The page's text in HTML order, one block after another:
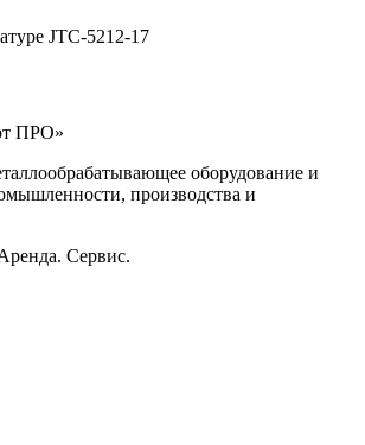
JTC-5212-17
ПРО»
оборудование и
производства и
Сервис.